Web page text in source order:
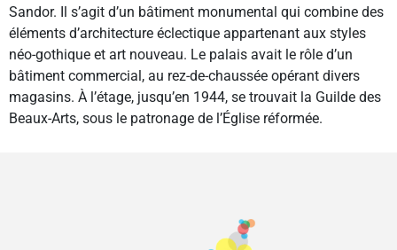
Sandor. Il s’agit d’un bâtiment monumental qui combine des
éléments d’architecture éclectique appartenant aux styles
néo-gothique et art nouveau. Le palais avait le rôle d’un
bâtiment commercial, au rez-de-chaussée opérant divers
magasins. À l’étage, jusqu’en 1944, se trouvait la Guilde des
Beaux-Arts, sous le patronage de l’Église réformée.